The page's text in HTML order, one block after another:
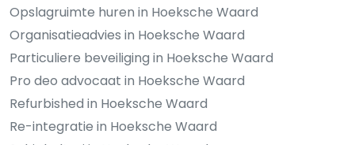
Opslagruimte huren in Hoeksche Waard
Organisatieadvies in Hoeksche Waard
Particuliere beveiliging in Hoeksche Waard
Pro deo advocaat in Hoeksche Waard
Refurbished in Hoeksche Waard
Re-integratie in Hoeksche Waard